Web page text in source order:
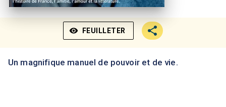
visibility FEUILLETER
Un magnifique manuel de pouvoir et de vie.